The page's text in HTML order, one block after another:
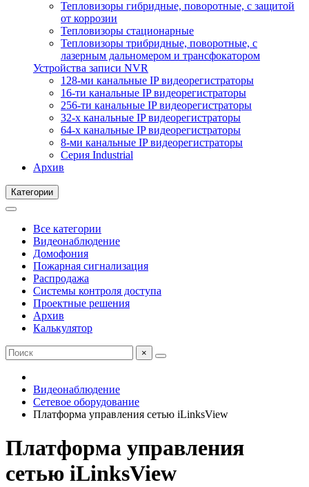
Тепловизоры гибридные, поворотные, с защитой
от коррозии
Тепловизоры стационарные
Тепловизоры трибридные, поворотные, с
лазерным дальномером и трансфокатором
Устройства записи NVR
128-ми канальные IP видеорегистраторы
16-ти канальные IP видеорегистраторы
256-ти канальные IP видеорегистраторы
32-х канальные IP видеорегистраторы
64-х канальные IP видеорегистраторы
8-ми канальные IP видеорегистраторы
Серия Industrial
Архив
Категории
Все категории
Видеонаблюдение
Домофония
Пожарная сигнализация
Распродажа
Системы контроля доступа
Проектные решения
Архив
Калькулятор
×
Видеонаблюдение
Сетевое оборудование
Платформа управления сетью iLinksView
Платформа управления
сетью iLinksView